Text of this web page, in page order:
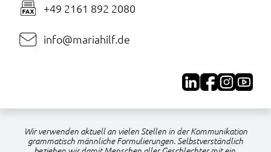
+49 2161 892 2080
info@mariahilf.de
Wir verwenden aktuell an vielen Stellen in der Kommunikation
grammatisch männliche Formulierungen. Selbstverständlich